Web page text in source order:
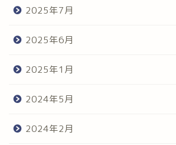
2025年7月
2025年6月
2025年1月
2024年5月
2024年2月